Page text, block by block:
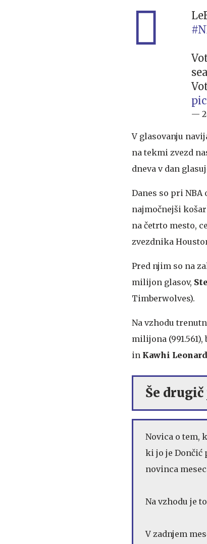
—
V glasovanju
na tekmi zvezd
dneva v dan
Danes so pri
najmočnejši
na četrto mesto,
zvezdnika
Pred njim so na
milijon glasov,
Timberwolves).
Na vzhodu
milijona
in Kawhi Leonard
Še
Novica o tem,
ki jo je Dončić
novinca
Na vzhodu je
V zadnjem